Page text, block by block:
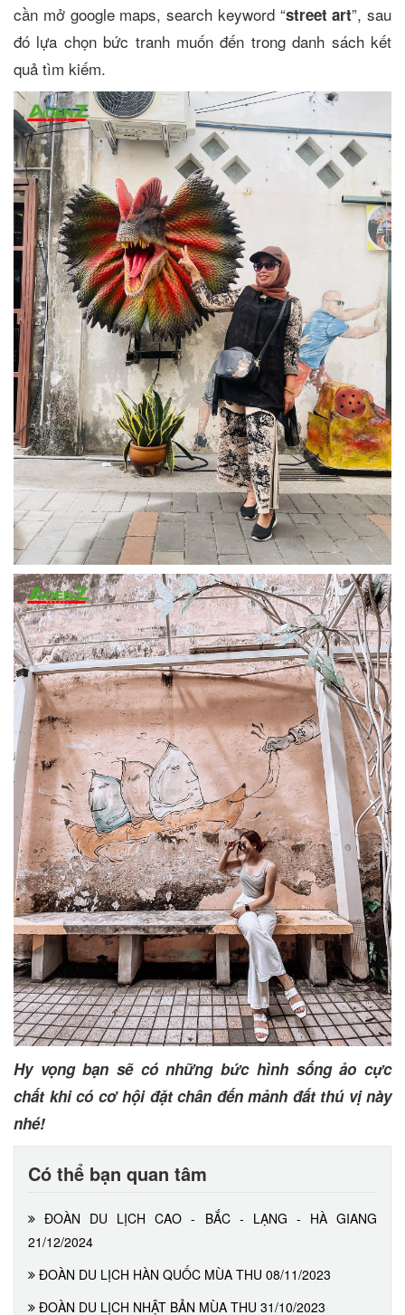
cần mở google maps, search keyword “street art”, sau
đó lựa chọn bức tranh muốn đến trong danh sách kết
quả tìm kiếm.
Hy vọng bạn sẽ có những bức hình sống ảo cực
chất khi có cơ hội đặt chân đến mảnh đất thú vị này
nhé!
Có thể bạn quan tâm
ĐOÀN DU LỊCH CAO - BẮC - LẠNG - HÀ GIANG
21/12/2024
ĐOÀN DU LỊCH HÀN QUỐC MÙA THU 08/11/2023
ĐOÀN DU LỊCH NHẬT BẢN MÙA THU 31/10/2023